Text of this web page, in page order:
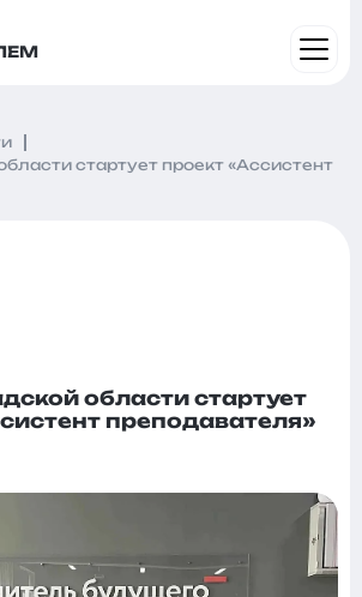
стартует проект «Ассистент
области стартует
преподавателя»